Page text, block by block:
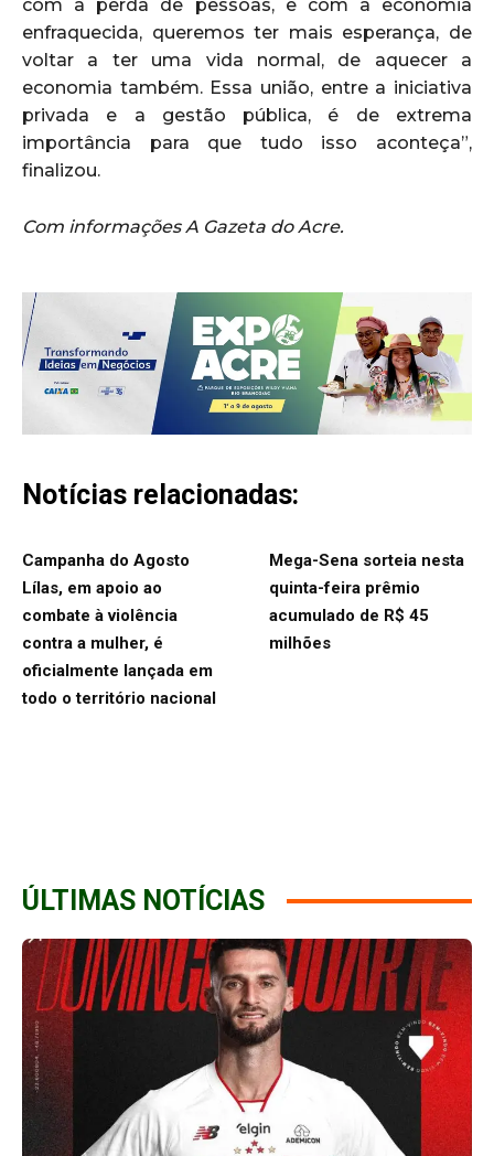
com a perda de pessoas, e com a economia
enfraquecida, queremos ter mais esperança, de
voltar a ter uma vida normal, de aquecer a
economia também. Essa união, entre a iniciativa
privada e a gestão pública, é de extrema
importância para que tudo isso aconteça”,
finalizou.
Com informações A Gazeta do Acre.
Notícias relacionadas:
Campanha do Agosto
Lílas, em apoio ao
combate à violência
contra a mulher, é
oficialmente lançada em
todo o território nacional
Mega-Sena sorteia nesta
quinta-feira prêmio
acumulado de R$ 45
milhões
ÚLTIMAS NOTÍCIAS